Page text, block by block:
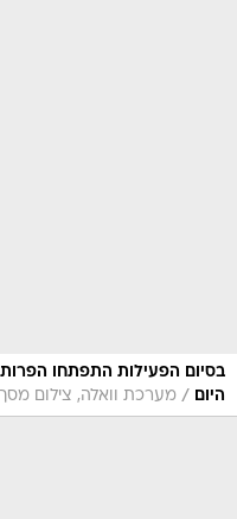
בסיום הפעילות התפתחו
היום
/ מערכת וואלה, צילום מסך